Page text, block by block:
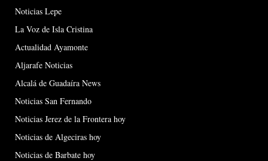
Noticias Lepe
La Voz de Isla Cristina
Actualidad Ayamonte
Aljarafe Noticias
Alcalá de Guadaíra News
Noticias San Fernando
Noticias Jerez de la Frontera hoy
Noticias de Algeciras hoy
Noticias de Barbate hoy